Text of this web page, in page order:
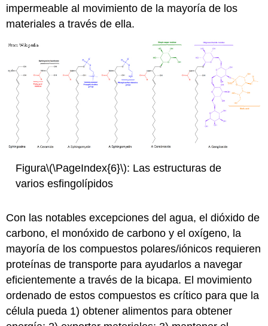
impermeable al movimiento de la mayoría de los
materiales a través de ella.
Figura\(\PageIndex{6}\): Las estructuras de
varios esfingolípidos
Con las notables excepciones del agua, el dióxido de
carbono, el monóxido de carbono y el oxígeno, la
mayoría de los compuestos polares/iónicos requieren
proteínas de transporte para ayudarlos a navegar
eficientemente a través de la bicapa. El movimiento
ordenado de estos compuestos es crítico para que la
célula pueda 1) obtener alimentos para obtener